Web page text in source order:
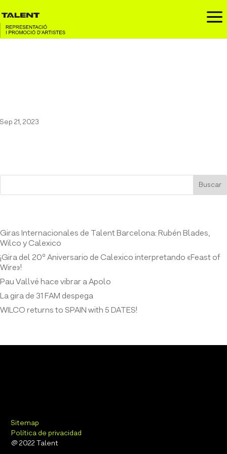
a
Sep 21, 2023
Buscar
Giras Internacionales de Talent Barcelona: Rubén Blades,
Wilco y Calexico
¡Gira del 20º Aniversario de Calexico interpretando «Feast of
Wire»!
Pau Vallvé hace vibrar a Apolo
La gira de 31 FAM despega
WILCO returns to SPAIN with 5 DATES!
Sitemap
Política de privacidad
@ 2022 Talent